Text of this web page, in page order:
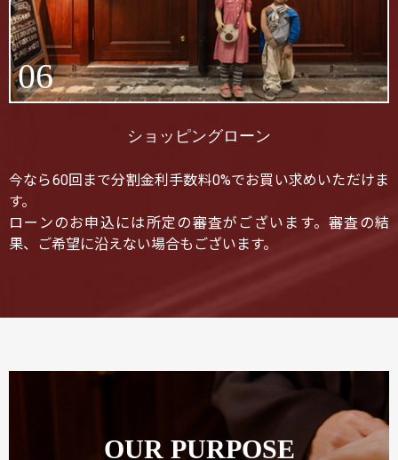
06
ショッピングローン
今なら60回まで分割金利手数料0%でお買い求めいただけま
す。
ローンのお申込には所定の審査がございます。審査の結
果、ご希望に沿えない場合もございます。
OUR PURPOSE